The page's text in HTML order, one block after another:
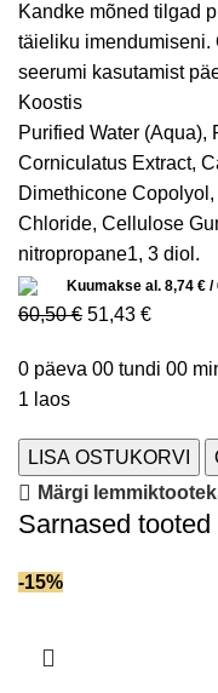
Kandke mõned tilgad
täieliku imendumiseni.
seerumi kasutamist
Koostis
Purified Water (Aqua),
Corniculatus Extract,
Dimethicone
Chloride, Cellulose
nitropropane1, 3 diol.
Kuumakse al. 8,74 € /
60,50€ 51,43 €
0 päeva 00 tundi 00
1 laos
LISA OSTUKORVI
Märgi
Sarnased tooted
-15%